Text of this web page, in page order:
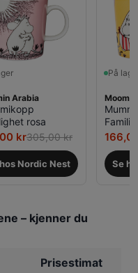
Arabia
rosa
kr305,00 kr
Nordic Nest
På
Se
– kjenner du
Prisestimat